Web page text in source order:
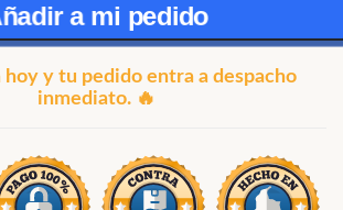
a mi pedido
hoy y tu pedido entra a despacho
inmediato. 🔥